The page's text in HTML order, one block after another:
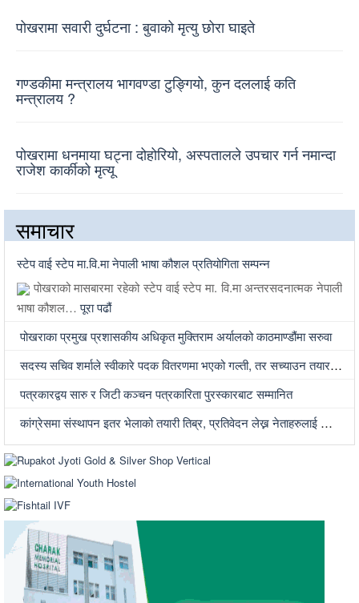
पोखरामा सवारी दुर्घटना : बुवाको मृत्यु छोरा घाइते
गण्डकीमा मन्त्रालय भागवण्डा टुङ्गियो, कुन दललाई कति
मन्त्रालय ?
पोखरामा धनमाया घट्ना दोहोरियो, अस्पतालले उपचार गर्न नमान्दा
राजेश कार्कीको मृत्यू
समाचार
स्टेप वाई स्टेप मा.वि.मा नेपाली भाषा कौशल प्रतियोगिता सम्पन्न
पोखराको मासबारमा रहेको स्टेप वाई स्टेप मा. वि.मा अन्तरसदनात्मक नेपाली
भाषा कौशल…पूरा पढौं
पोखराका प्रमुख प्रशासकीय अधिकृत मुक्तिराम अर्यालको काठमाण्डौंमा सरुवा
सदस्य सचिव शर्माले स्वीकारे पदक वितरणमा भएको गल्ती, तर सच्याउन तयार भएनन्
पत्रकारद्वय सारु र जिटी कञ्चन पत्रकारिता पुरस्कारबाट सम्मानित
कांग्रेसमा संस्थापन इतर भेलाको तयारी तिब्र, प्रतिवेदन लेख्न नेताहरुलाई जिम्मेवारी, भेलामा सहभागी हुन देउवा फर्कदैं